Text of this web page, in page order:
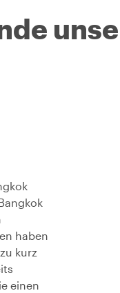
haben
kurz
einen